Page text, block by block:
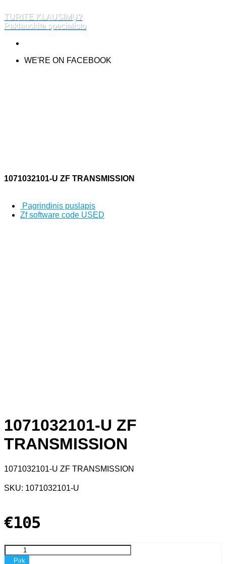
TURITE KLAUSIMŲ?
Paklauskite specialisto
WE'RE ON FACEBOOK
1071032101-U ZF TRANSMISSION
Pagrindinis puslapis
Zf software code USED
1071032101-U ZF
TRANSMISSION
1071032101-U ZF TRANSMISSION
SKU: 1071032101-U
€105
Pirk